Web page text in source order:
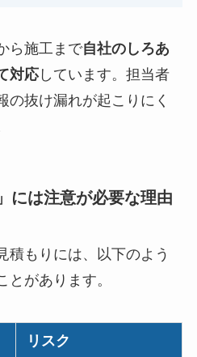
ら施工まで自社のしろあ
対応しています。担当者
の抜け漏れが起こりにく
には注意が必要な理由
積もりには、以下のよう
とがあります。
リスク